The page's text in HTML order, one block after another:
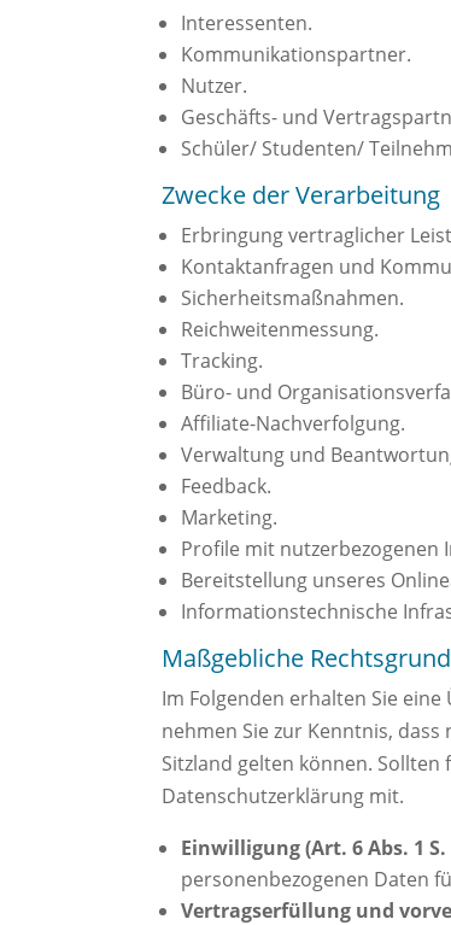
Interessenten.
Kommunikationspartner.
Nutzer.
Geschäfts- und
Schüler/ Studenten/
Zwecke der Verarbeitung
Erbringung vertraglicher
Kontaktanfragen und
Sicherheitsmaßnahmen.
Reichweitenmessung.
Tracking.
Büro- und
Affiliate-Nachverfolgung.
Verwaltung und
Feedback.
Marketing.
Profile mit nutzerbezogenen
Bereitstellung unseres
Informationstechnische
Maßgebliche
Im Folgenden erhalten Sie
nehmen Sie zur Kenntnis,
Sitzland gelten können.
Datenschutzerklärung mit.
Einwilligung (Art. 6 Abs. 1 S.
personenbezogenen Daten
Vertragserfüllung und